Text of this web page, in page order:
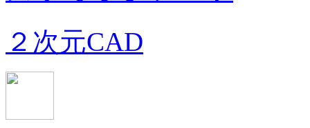
２次元CAD